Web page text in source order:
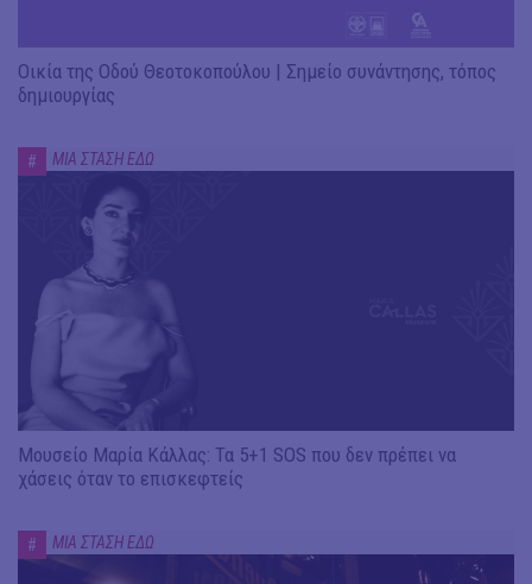
Οικία της Οδού Θεοτοκοπούλου | Σημείο συνάντησης, τόπος
δημιουργίας
# ΜΙΑ ΣΤΑΣΗ ΕΔΩ
Μουσείο Μαρία Κάλλας: Τα 5+1 SOS που δεν πρέπει να
χάσεις όταν το επισκεφτείς
# ΜΙΑ ΣΤΑΣΗ ΕΔΩ